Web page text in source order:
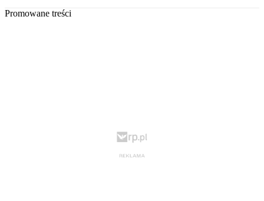
Promowane treści